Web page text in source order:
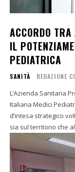
ACCORDO
IL
PEDIATRICA
SANITÀ REDAZIONE
L’Azienda Sanitaria
Italiana Medici
d’intesa strategico
sia sul territorio che